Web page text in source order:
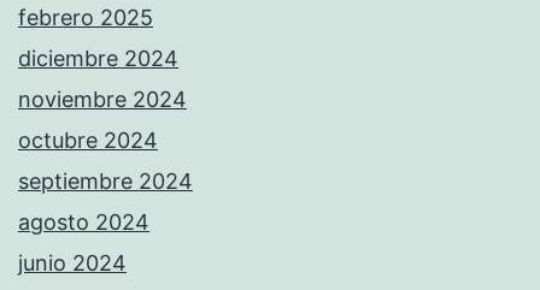
febrero 2025
diciembre 2024
noviembre 2024
octubre 2024
septiembre 2024
agosto 2024
junio 2024